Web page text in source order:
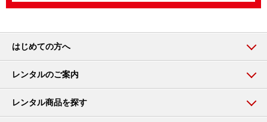
はじめての方へ
レンタルのご案内
レンタル商品を探す